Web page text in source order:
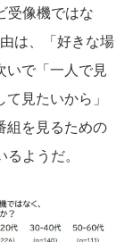
受像機ではな
は、「好きな場
いで「一人で見
見たいから」
組を見るための
ようだ。